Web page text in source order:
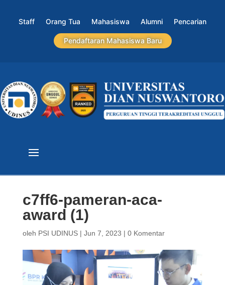
Staff Orang Tua Mahasiswa Alumni Pencarian
Pendaftaran Mahasiswa Baru
c7ff6-pameran-aca-
award (1)
oleh PSI UDINUS| Jun 7, 2023 | 0 Komentar